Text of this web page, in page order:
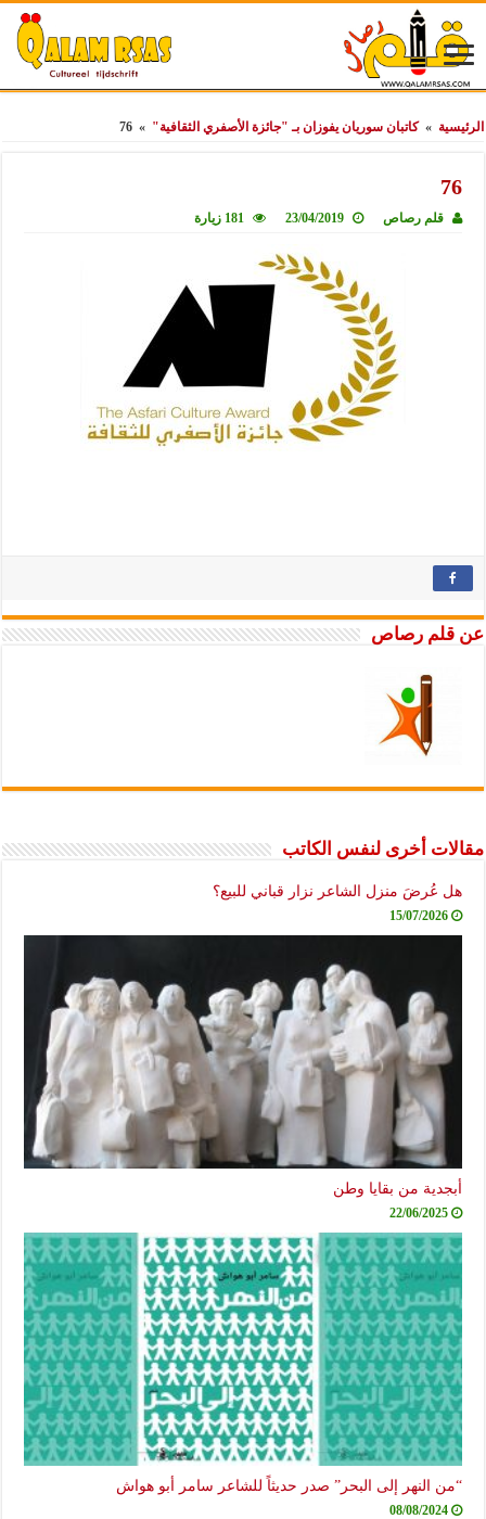
الرئيسية » كاتبان سوريان يفوزان بـ "جائزة الأصفري الثقافية" »
76
76
قلم رصاص 23/04/2019 181 زيارة
عن قلم رصاص
مقالات أخرى لنفس الكاتب
هل عُرضَ منزل الشاعر نزار قباني للبيع؟
15/07/2026
أبجدية من بقايا وطن
22/06/2025
“من النهر إلى البحر” صدر حديثاً للشاعر سامر أبو هواش
08/08/2024